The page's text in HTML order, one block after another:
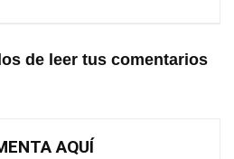
de leer tus comentarios
AQUÍ